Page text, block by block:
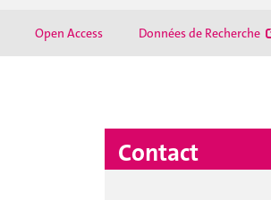
Open Access Données de Recherche
Contact